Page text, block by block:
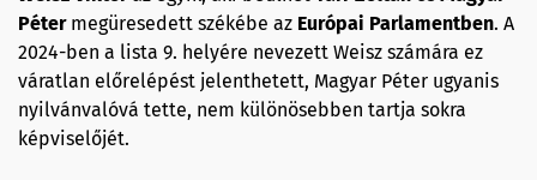
Pétermegüresedett székébe az Európai Parlamentben. A
2024-ben a lista 9. helyére nevezett Weisz számára ez
váratlan előrelépést jelenthetett, Magyar Péter ugyanis
nyilvánvalóvá tette, nem különösebben tartja sokra
képviselőjét.